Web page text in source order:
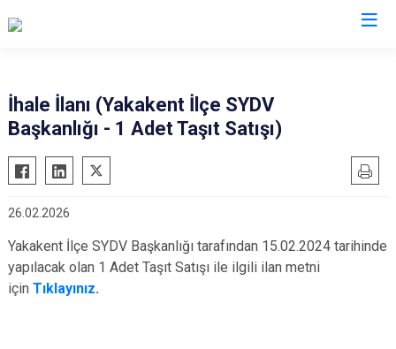
19 Mayıs
Alaçam
Ayvacık
Bafra
Çarşamba
Salıpazarı
Yakakent
Atakum
İhale İlanı (Yakakent İlçe SYDV
Başkanlığı - 1 Adet Taşıt Satışı)
26.02.2026
Yakakent İlçe SYDV Başkanlığı tarafından 15.02.2024 tarihinde
yapılacak olan 1 Adet Taşıt Satışı ile ilgili ilan metni
için Tıklayınız.